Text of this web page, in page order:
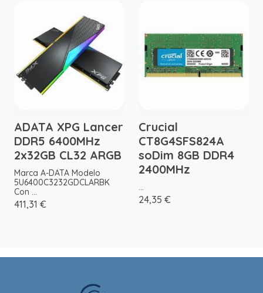
ADATA XPG Lancer
DDR5 6400MHz
2x32GB CL32 ARGB
Marca A-DATA Modelo
5U6400C3232GDCLARBK
Con ...
411,31 €
Crucial
CT8G4SFS824A
soDim 8GB DDR4
2400MHz
...
24,35 €